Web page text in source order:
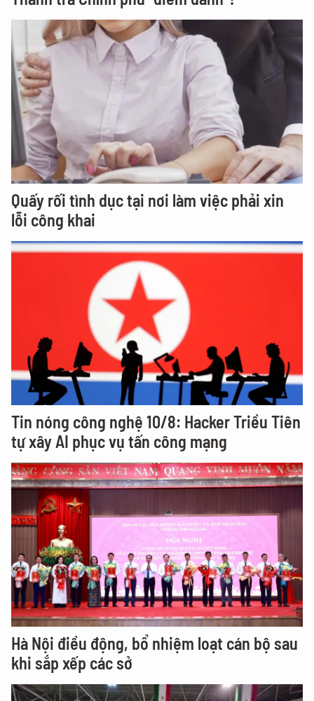
Quấy rối tình dục tại nơi làm việc phải xin
lỗi công khai
Tin nóng công nghệ 10/8: Hacker Triều Tiên
tự xây AI phục vụ tấn công mạng
Hà Nội điều động, bổ nhiệm loạt cán bộ sau
khi sắp xếp các sở